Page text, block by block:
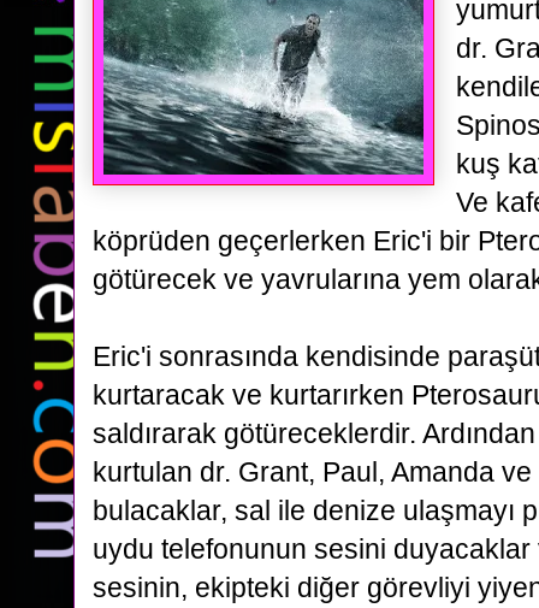
dr.
kuş
Ve
köprüden geçerlerken Eric'i bir
götürecek ve yavrularına yem
Eric'i sonrasında kendisinde
kurtaracak ve kurtarırken
saldırarak götüreceklerdir.
kurtulan dr. Grant, Paul, Amanda
bulacaklar, sal ile denize ulaşmayı
uydu telefonunun sesini duyacaklar
sesinin, ekipteki diğer görevliyi